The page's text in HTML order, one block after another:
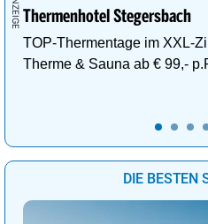
Thermenhotel Stegersbach
TOP-Thermentage im XXL-
Therme & Sauna ab € 99,-
DIE BESTEN